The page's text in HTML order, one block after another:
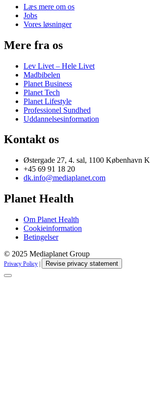
Læs mere om os
Jobs
Vores løsninger
Mere fra os
Lev Livet – Hele Livet
Madbibelen
Planet Business
Planet Tech
Planet Lifestyle
Professionel Sundhed
Uddannelsesinformation
Kontakt os
Østergade 27, 4. sal, 1100 København K
+45 69 91 18 20
dk.info@mediaplanet.com
Planet Health
Om Planet Health
Cookieinformation
Betingelser
© 2025 Mediaplanet Group
Privacy Policy Revise privacy statement